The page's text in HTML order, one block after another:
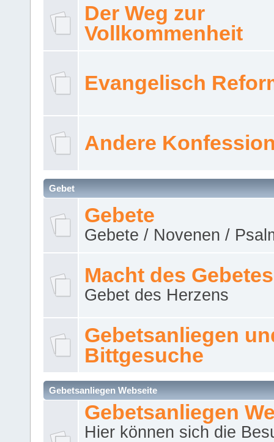
Der Weg zur
Vollkommenheit
Evangelisch
Andere
Gebet
Gebete
Gebete / Novenen /
Macht des Gebetes
Gebet des Herzens
Gebetsanliegen
Bittgesuche
Gebetsanliegen Webseite
Gebetsanliegen
Hier können sich die